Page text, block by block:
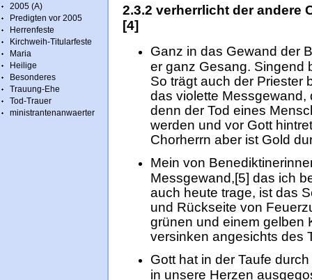
2005 (A)
Predigten vor 2005
Herrenfeste
Kirchweih-Titularfeste
Maria
Heilige
Besonderes
Trauung-Ehe
Tod-Trauer
ministrantenanwaerter
2.3.2 verherrlicht der andere
[4]
Ganz in das Gewand der
er ganz Gesang. Singend
So trägt auch der Priester
das violette
denn der Tod eines
werden und vor Gott
Chorherrn aber ist Gold
Mein von
Messgewand,[5] das ich
auch heute trage, ist das
und Rückseite von
grünen und einem gelben
versinken angesichts des
Gott hat in der Taufe
in unsere Herzen